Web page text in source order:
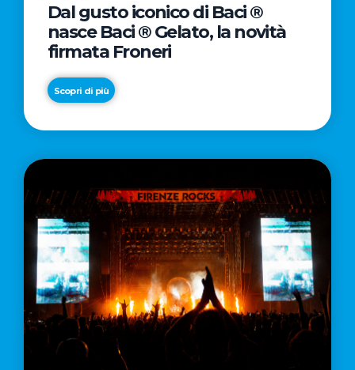
Dal gusto iconico di Baci ®
nasce Baci ® Gelato, la novità
firmata Froneri
Scopri di più